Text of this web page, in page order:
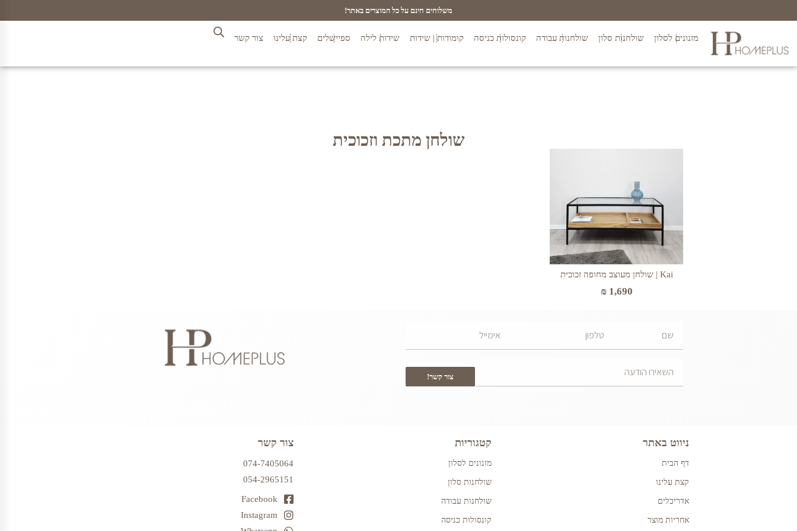
משלוחים חינם על כל המוצרים באתר!
מזנונים לסלון שולחנות סלון שולחנות עבודה קונסולות כניסה קומודות | שידות שידות לילה ספיישלים קצת עלינו צור קשר
שולחן מתכת וזכוכית
Kai | שולחן מעוצב מחופה זכוכית
₪1,690
צור קשר!
ניווט באתר
דף הבית
קצת עלינו
אדריכלים
אחריות מוצר
קטגוריות
מזנונים לסלון
שולחנות סלון
שולחנות עבודה
קונסולות כניסה
צור קשר
074-7405064
054-2965151
Facebook
Instagram